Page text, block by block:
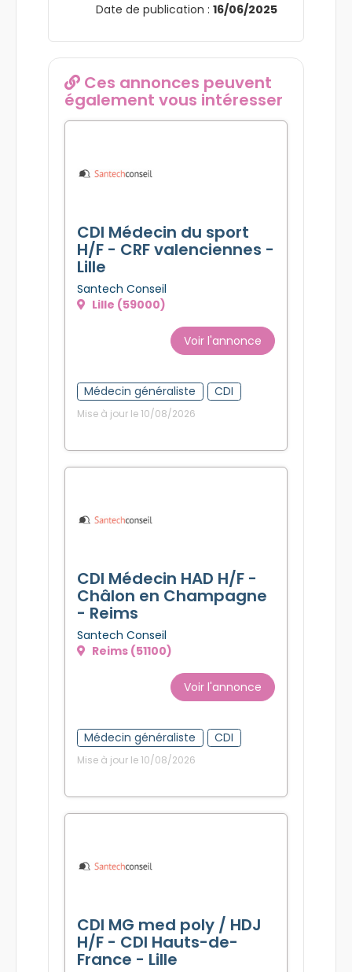
Date de publication : 16/06/2025
Ces annonces peuvent
également vous intéresser
CDI Médecin du sport
H/F - CRF valenciennes -
Lille
Santech Conseil
Lille (59000)
Voir l'annonce
Médecin généraliste CDI
Mise à jour le 10/08/2026
CDI Médecin HAD H/F -
Châlon en Champagne
- Reims
Santech Conseil
Reims (51100)
Voir l'annonce
Médecin généraliste CDI
Mise à jour le 10/08/2026
CDI MG med poly / HDJ
H/F - CDI Hauts-de-
France - Lille